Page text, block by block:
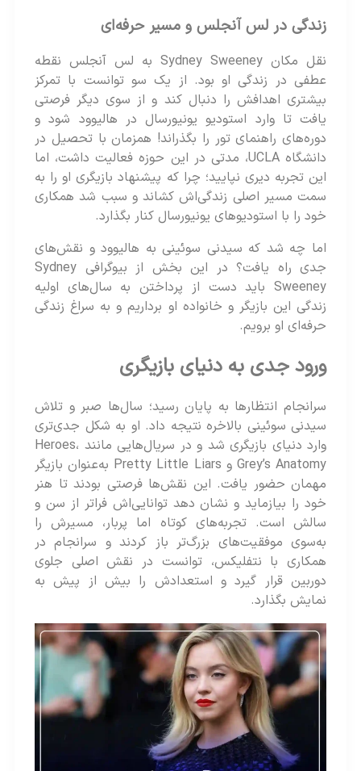
زندگی در لس آنجلس و مسیر حرفه‌ای
نقل مکان Sydney Sweeney به لس‌ آنجلس نقطه
عطفی در زندگی او بود. از یک سو توانست با تمرکز
بیشتری اهدافش را دنبال کند و از سوی دیگر فرصتی
یافت تا وارد استودیو یونیورسال در هالیوود شود و
دوره‌های راهنمای تور را بگذراند! همزمان با تحصیل در
دانشگاه UCLA، مدتی در این حوزه فعالیت داشت، اما
این تجربه دیری نپایید؛ چرا که پیشنهاد بازیگری او را به
سمت مسیر اصلی زندگی‌اش کشاند و سبب شد همکاری
خود را با استودیوهای یونیورسال کنار بگذارد.
اما چه شد که سیدنی سوئینی به هالیوود و نقش‌های
جدی راه یافت؟ در این بخش از بیوگرافی Sydney
Sweeney باید دست از پرداختن به سال‌های اولیه
زندگی این بازیگر و خانواده او برداریم و به سراغ زندگی
حرفه‌ای او برویم.
ورود جدی به دنیای بازیگری
سرانجام انتظارها به پایان رسید؛ سال‌ها صبر و تلاش
سیدنی سوئینی بالاخره نتیجه داد. او به شکل جدی‌تری
وارد دنیای بازیگری شد و در سریال‌هایی مانند Heroes،
Grey’s Anatomy و Pretty Little Liars به‌عنوان بازیگر
مهمان حضور یافت. این نقش‌ها فرصتی بودند تا هنر
خود را بیازماید و نشان دهد توانایی‌اش فراتر از سن و
سالش است. تجربه‌های کوتاه اما پربار، مسیرش را
به‌سوی موفقیت‌های بزرگ‌تر باز کردند و سرانجام در
همکاری با نتفلیکس، توانست در نقش اصلی جلوی
دوربین قرار گیرد و استعدادش را بیش از پیش به
نمایش بگذارد.